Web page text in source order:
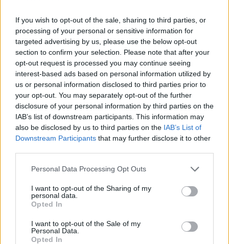
If you wish to opt-out of the sale, sharing to third parties, or
processing of your personal or sensitive information for
targeted advertising by us, please use the below opt-out
section to confirm your selection. Please note that after your
opt-out request is processed you may continue seeing
interest-based ads based on personal information utilized by
us or personal information disclosed to third parties prior to
your opt-out. You may separately opt-out of the further
disclosure of your personal information by third parties on the
IAB’s list of downstream participants. This information may
also be disclosed by us to third parties on the IAB’s List of
Downstream Participants that may further disclose it to other
Personal Data Processing Opt Outs
I want to opt-out of the Sharing of my
personal data.
Opted In
I want to opt-out of the Sale of my
Personal Data.
Opted In
Repères visuels
Afficher la carte